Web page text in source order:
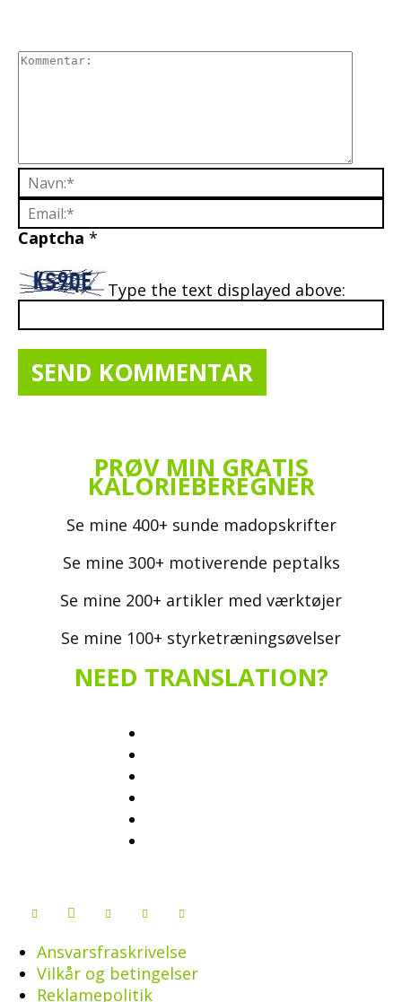
Captcha *
Type the text displayed above:
PRØV MIN GRATIS
KALORIEBEREGNER
Se mine 400+ sunde madopskrifter
Se mine 300+ motiverende peptalks
Se mine 200+ artikler med værktøjer
Se mine 100+ styrketræningsøvelser
NEED TRANSLATION?
Ansvarsfraskrivelse
Vilkår og betingelser
Reklamepolitik